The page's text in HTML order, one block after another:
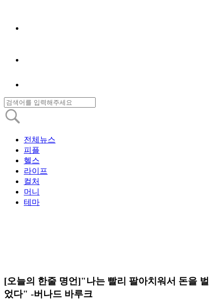
전체뉴스
피플
헬스
라이프
컬처
머니
테마
[오늘의 한줄 명언]"나는 빨리 팔아치워서 돈을 벌
었다" -버나드 바루크